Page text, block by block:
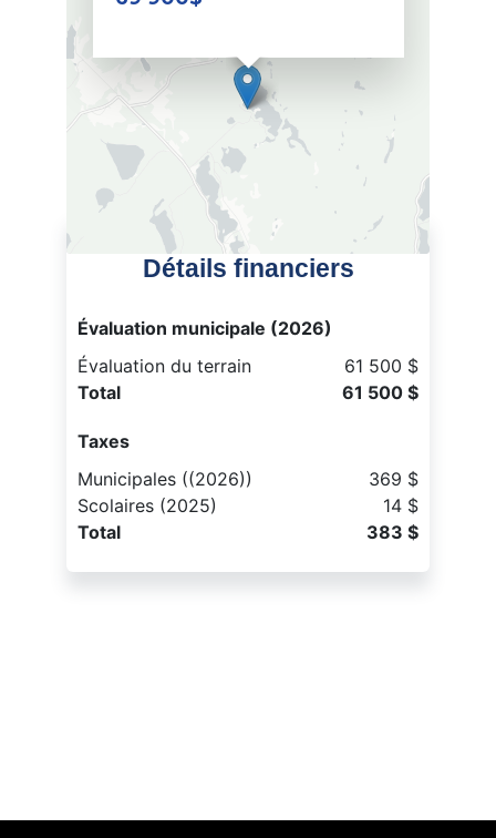
Détails financiers
Évaluation municipale (2026)
Évaluation du terrain
61 500 $
Total
61 500 $
Taxes
Municipales ((2026))
369 $
Scolaires (2025)
14 $
Total
383 $